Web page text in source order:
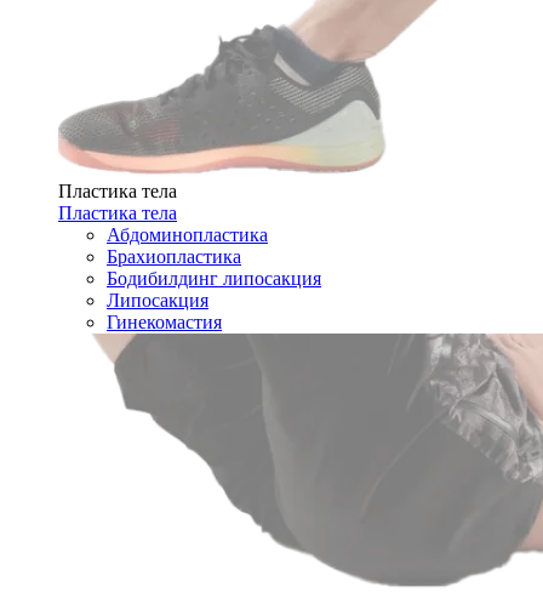
Пластика тела
Пластика тела
Абдоминопластика
Брахиопластика
Бодибилдинг липосакция
Липосакция
Гинекомастия